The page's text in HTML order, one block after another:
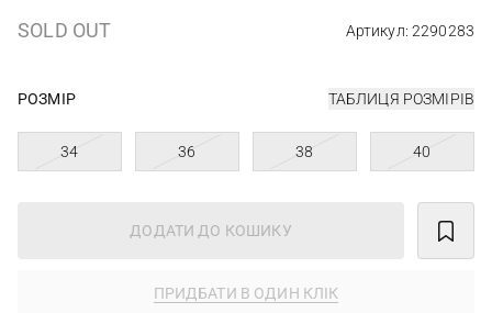
SOLD OUT Артикул: 2290283
РОЗМІР ТАБЛИЦЯ РОЗМІРІВ
34 36 38 40
ДОДАТИ ДО КОШИКУ
ПРИДБАТИ В ОДИН КЛІК